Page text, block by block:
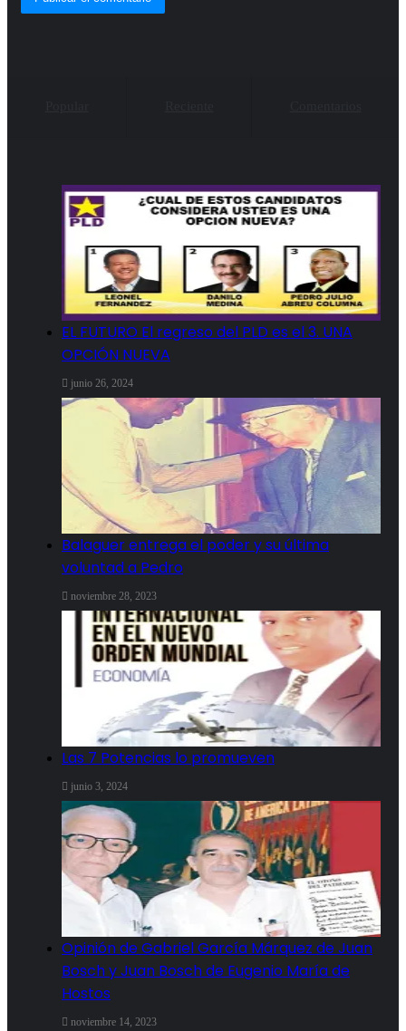
EL FUTURO El regreso del PLD es el 3. UNA
OPCIÓN NUEVA
junio 26, 2024
Balaguer entrega el poder y su última
voluntad a Pedro
noviembre 28, 2023
Las 7 Potencias lo promueven
junio 3, 2024
Opinión de Gabriel García Márquez de Juan
Bosch y Juan Bosch de Eugenio María de
Hostos
noviembre 14, 2023